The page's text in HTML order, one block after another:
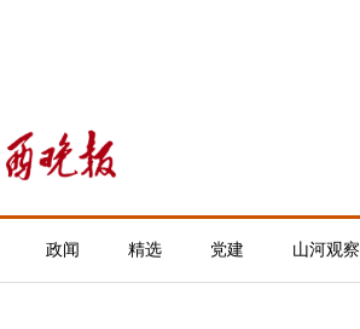
政闻 精选 党建 山河观察